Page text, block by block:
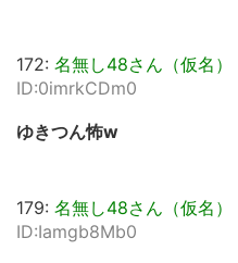
172: 名無し48さん（仮名）
ID:0imrkCDm0
ゆきつん怖w
179: 名無し48さん（仮名）
ID:Iamgb8Mb0